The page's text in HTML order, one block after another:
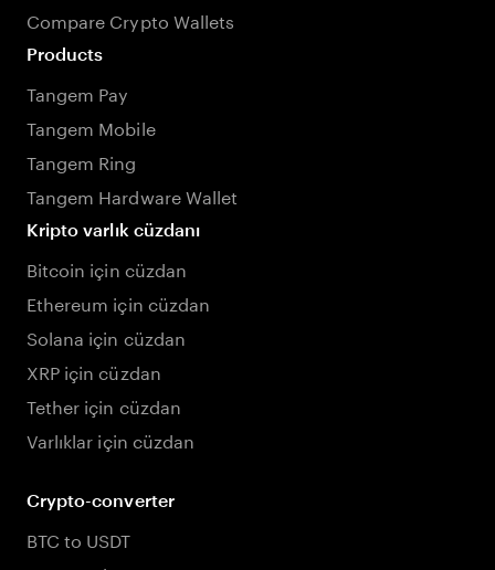
Compare Crypto Wallets
Products
Tangem Pay
Tangem Mobile
Tangem Ring
Tangem Hardware Wallet
Kripto varlık cüzdanı
Bitcoin için cüzdan
Ethereum için cüzdan
Solana için cüzdan
XRP için cüzdan
Tether için cüzdan
Varlıklar için cüzdan
Crypto-converter
BTC to USDT